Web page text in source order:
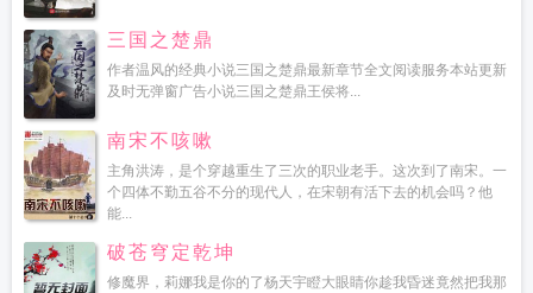
三国之楚鼎
作者温风的经典小说三国之楚鼎最新章节全文阅读服务本站更新
及时无弹窗广告小说三国之楚鼎王侯将...
南宋不咳嗽
主角洪涛，是个穿越重生了三次的职业老手。这次到了南宋。一
个四体不勤五谷不分的现代人，在宋朝有活下去的机会吗？他
能...
破苍穹定乾坤
修魔界，莉娜我是你的了杨天宇瞪大眼睛你趁我昏迷竟然把我那